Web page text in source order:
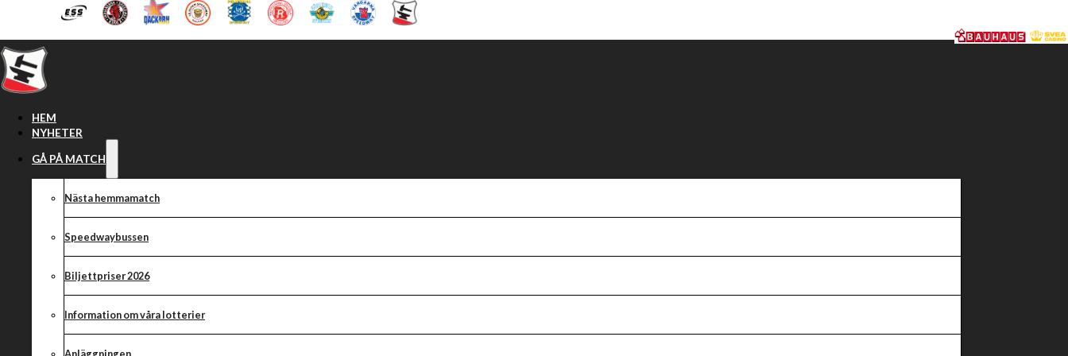
Hoppa till huvudinnehåll Hoppa till sidfot
HEM
NYHETER
GÅ PÅ MATCH
Nästa hemmamatch
Speedwaybussen
Biljettpriser 2026
Information om våra lotterier